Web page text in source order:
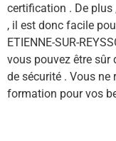
certification . De plus
, il est donc facile
ETIENNE-SUR-
vous pouvez être sûr
de sécurité . Vous ne
formation pour vos